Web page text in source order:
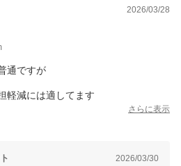
2026/03/28
通ですが
軽減には適してます
さらに表示
2026/03/30